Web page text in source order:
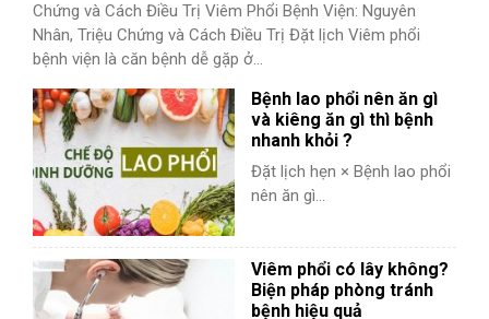
Chứng và Cách Điều Trị Viêm Phổi Bệnh Viện: Nguyên
Nhân, Triệu Chứng và Cách Điều Trị Đặt lịch Viêm phổi
bệnh viện là căn bệnh dễ gặp ở...
Bệnh lao phổi nên ăn gì
và kiêng ăn gì thì bệnh
nhanh khỏi ?
Đặt lịch hẹn × Bệnh lao phổi
nên ăn gì...
Viêm phổi có lây không?
Biện pháp phòng tránh
bệnh hiệu quả